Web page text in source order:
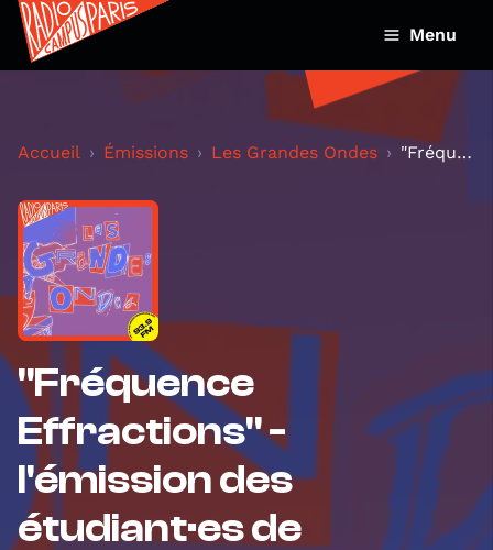
Menu
Accueil Émissions Les Grandes Ondes "Fréquence Effractions" - l'émission des étudiant·...
"Fréquence
Effractions" -
l'émission des
étudiant·es de